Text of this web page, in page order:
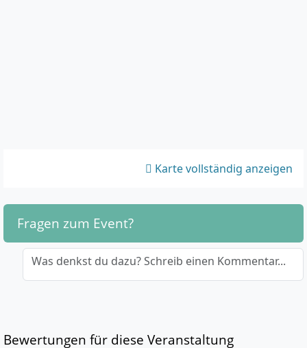
Karte vollständig anzeigen
Fragen zum Event?
Was denkst du dazu? Schreib einen Kommentar...
Bewertungen für diese Veranstaltung